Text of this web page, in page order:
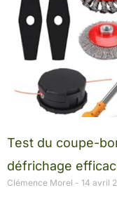
Test du coupe-
défrichage
Clémence Morel 14 avril